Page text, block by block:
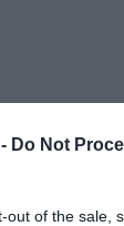
Do Not
out of the sale,